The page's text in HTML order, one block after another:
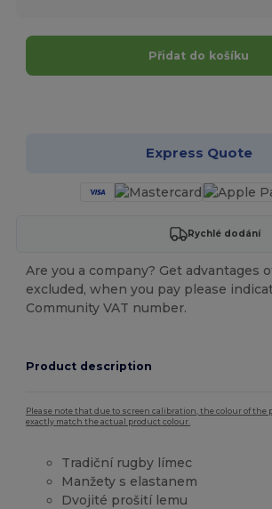
Přidat do košíku
Express Quote
Rychlé dodání
Are you a company? Get advantages
excluded, when you pay please
Community VAT number.
Product description
Please note that due to screen calibration, the colour of the
exactly match the actual product colour.
Tradiční rugby límec
Manžety s elastanem
Dvojité prošití lemu